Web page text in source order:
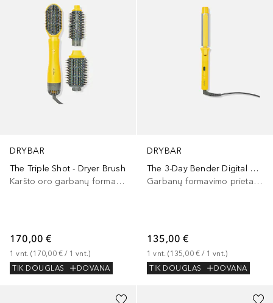
DRYBAR
The Triple Shot - Dryer Brush
Karšto oro garbanų formavimo prietaisas
170,00 €
1 vnt. (170,00 € / 1 vnt.)
TIK DOUGLAS
DOVANA
DRYBAR
The 3-Day Bender Digital Curling Iron 1
Garbanų formavimo prietaisas
135,00 €
1 vnt. (135,00 € / 1 vnt.)
TIK DOUGLAS
DOVANA